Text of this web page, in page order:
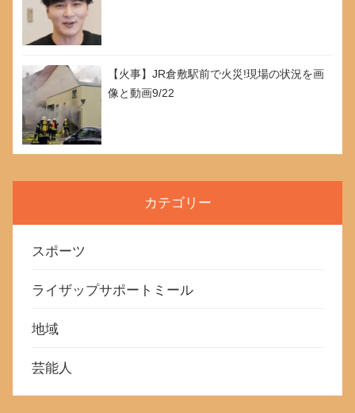
【火事】JR倉敷駅前で火災!現場の状況を画
像と動画9/22
カテゴリー
スポーツ
ライザップサポートミール
地域
芸能人